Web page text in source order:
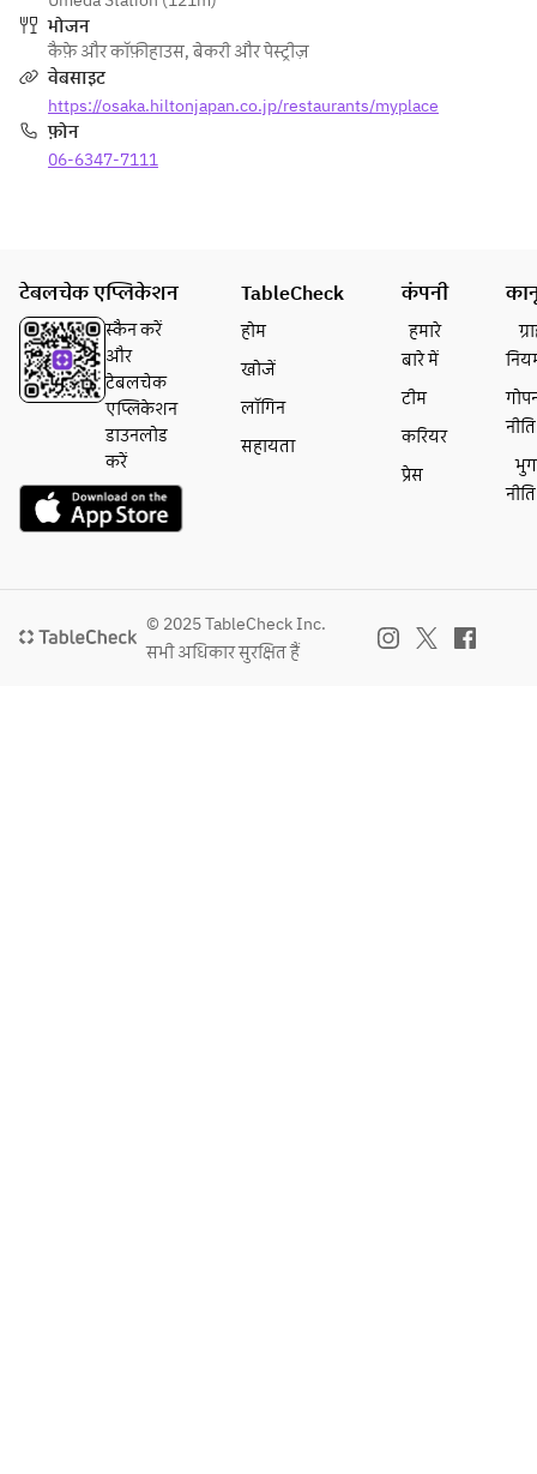
भोजन
कैफ़े और कॉफ़ीहाउस,बेकरी और पेस्ट्रीज़
वेबसाइट
https://osaka.hiltonjapan.co.jp/restaurants/myplace
फ़ोन
06-6347-7111
टेबलचेक एप्लिकेशन
स्कैन करें
और
टेबलचेक
एप्लिकेशन
डाउनलोड
करें
TableCheck
होम
खोजें
लॉगिन
सहायता
कंपनी
हमारे
बारे में
टीम
करियर
प्रेस
नीति
नीति
© 2025 TableCheck Inc.
सभी अधिकार सुरक्षित हैं